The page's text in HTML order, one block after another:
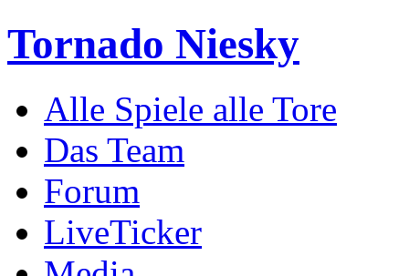
Tornado Niesky
Alle Spiele alle Tore
Das Team
Forum
LiveTicker